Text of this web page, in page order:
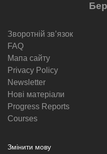
Зворотній звʼязок
FAQ
Мапа сайту
Privacy Policy
Newsletter
Нові матеріали
Progress Reports
Courses
Змінити мову